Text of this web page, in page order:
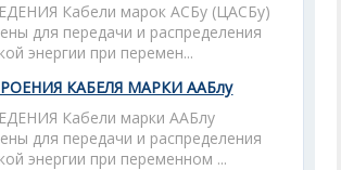
Кабели марок АСБу (ЦАСБу)
для передачи и распределения
энергии при перемен...
КАБЕЛЯ МАРКИ ААБлу
Кабели марки ААБлу
для передачи и распределения
энергии при переменном ...